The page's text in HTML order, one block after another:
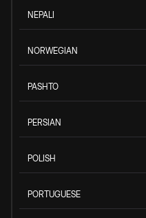
NEPALI
NORWEGIAN
PASHTO
PERSIAN
POLISH
PORTUGUESE